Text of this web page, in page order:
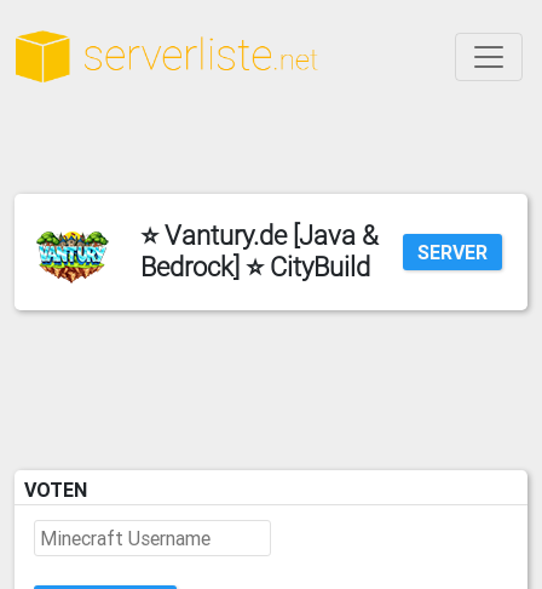
⭐ Vantury.de [Java &
Bedrock] ⭐ CityBuild
SERVER
VOTEN